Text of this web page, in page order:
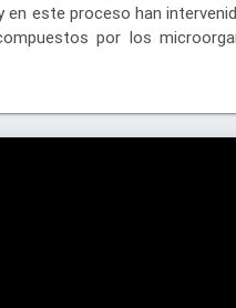
en este proceso han
por los